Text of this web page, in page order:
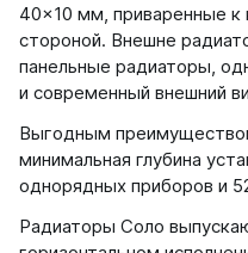
40×10 мм, приваренные к
стороной. Внешне
панельные радиаторы,
и современный внешний
Выгодным
минимальная глубина
однорядных приборов и
Радиаторы Соло